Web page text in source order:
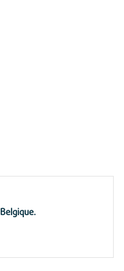
Belgique.